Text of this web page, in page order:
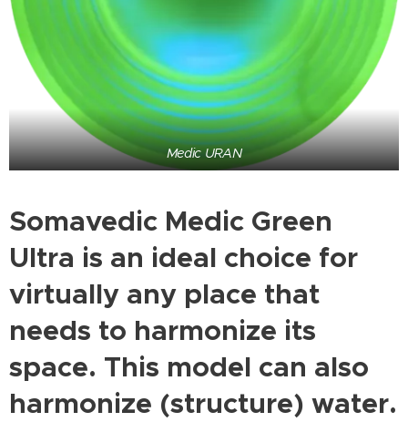
Medic URAN
Somavedic Medic Green
Ultra is an ideal choice for
virtually any place that
needs to harmonize its
space. This model can also
harmonize (structure) water.